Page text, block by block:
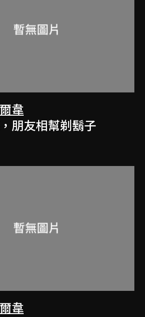
韋
朋友相幫剃鬍子
韋